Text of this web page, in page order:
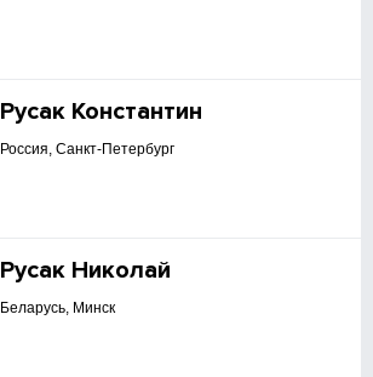
Русак Константин
Россия, Санкт-Петербург
Русак Николай
Беларусь, Минск